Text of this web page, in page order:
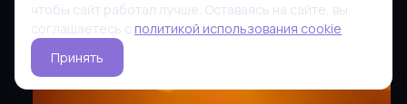
чтобы сайт работал лучше. Оставаясь на сайте, вы
соглашаетесь с политикой использования cookie.
Принять